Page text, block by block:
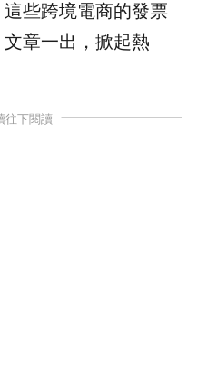
些跨境電商的發票
文章一出，掀起熱
往下閱讀